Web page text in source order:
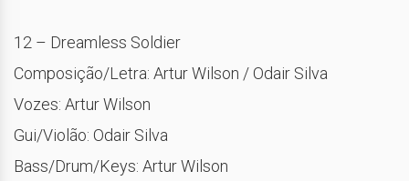
12 – Dreamless Soldier
Composição/Letra: Artur Wilson / Odair Silva
Vozes: Artur Wilson
Gui/Violão: Odair Silva
Bass/Drum/Keys: Artur Wilson